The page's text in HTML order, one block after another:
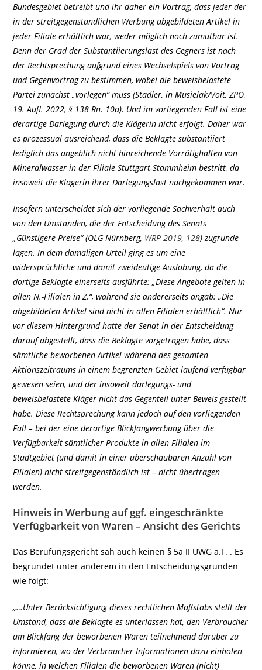
Bundesgebiet betreibt und ihr daher ein Vortrag, dass jeder der
in der streitgegenständlichen Werbung abgebildeten Artikel in
jeder Filiale erhältlich war, weder möglich noch zumutbar ist.
Denn der Grad der Substantiierungslast des Gegners ist nach
der Rechtsprechung aufgrund eines Wechselspiels von Vortrag
und Gegenvortrag zu bestimmen, wobei die beweisbelastete
Partei zunächst „vorlegen“ muss (Stadler, in Musielak/Voit, ZPO,
19. Aufl. 2022, § 138 Rn. 10a). Und im vorliegenden Fall ist eine
derartige Darlegung durch die Klägerin nicht erfolgt. Daher war
es prozessual ausreichend, dass die Beklagte substantiiert
lediglich das angeblich nicht hinreichende Vorrätighalten von
Mineralwasser in der Filiale Stuttgart-Stammheim bestritt, da
insoweit die Klägerin ihrer Darlegungslast nachgekommen war.
Insofern unterscheidet sich der vorliegende Sachverhalt auch
von den Umständen, die der Entscheidung des Senats
„Günstigere Preise“ (OLG Nürnberg, WRP 2019, 128) zugrunde
lagen. In dem damaligen Urteil ging es um eine
widersprüchliche und damit zweideutige Auslobung, da die
dortige Beklagte einerseits ausführte: „Diese Angebote gelten in
allen N.-Filialen in Z.“, während sie andererseits angab: „Die
abgebildeten Artikel sind nicht in allen Filialen erhältlich“. Nur
vor diesem Hintergrund hatte der Senat in der Entscheidung
darauf abgestellt, dass die Beklagte vorgetragen habe, dass
sämtliche beworbenen Artikel während des gesamten
Aktionszeitraums in einem begrenzten Gebiet laufend verfügbar
gewesen seien, und der insoweit darlegungs- und
beweisbelastete Kläger nicht das Gegenteil unter Beweis gestellt
habe. Diese Rechtsprechung kann jedoch auf den vorliegenden
Fall – bei der eine derartige Blickfangwerbung über die
Verfügbarkeit sämtlicher Produkte in allen Filialen im
Stadtgebiet (und damit in einer überschaubaren Anzahl von
Filialen) nicht streitgegenständlich ist – nicht übertragen
werden.
Hinweis in Werbung auf ggf. eingeschränkte
Verfügbarkeit von Waren – Ansicht des Gerichts
Das Berufungsgericht sah auch keinen § 5a II UWG a.F. . Es
begründet unter anderem in den Entscheidungsgründen
wie folgt:
„…Unter Berücksichtigung dieses rechtlichen Maßstabs stellt der
Umstand, dass die Beklagte es unterlassen hat, den Verbraucher
am Blickfang der beworbenen Waren teilnehmend darüber zu
informieren, wo der Verbraucher Informationen dazu einholen
könne, in welchen Filialen die beworbenen Waren (nicht)